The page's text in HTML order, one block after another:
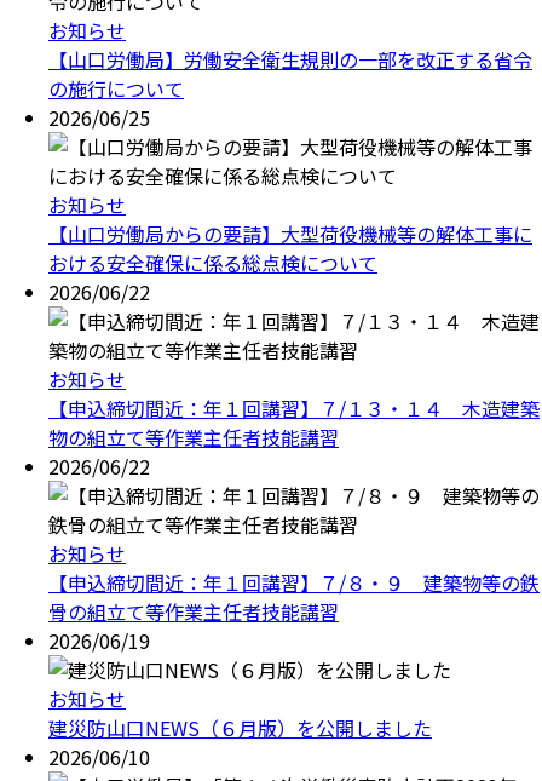
お知らせ
【山口労働局】労働安全衛生規則の一部を改正する省令
の施行について
2026/06/25
お知らせ
【山口労働局からの要請】大型荷役機械等の解体工事に
おける安全確保に係る総点検について
2026/06/22
お知らせ
【申込締切間近：年１回講習】７/１３・１４ 木造建築
物の組立て等作業主任者技能講習
2026/06/22
お知らせ
【申込締切間近：年１回講習】７/８・９ 建築物等の鉄
骨の組立て等作業主任者技能講習
2026/06/19
お知らせ
建災防山口NEWS（６月版）を公開しました
2026/06/10